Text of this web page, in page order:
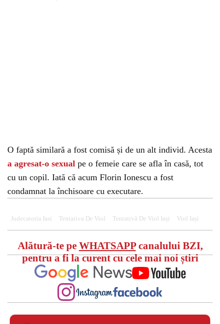
O faptă similară a fost comisă și de un alt individ. Acesta
a agresat-o sexual pe o femeie care se afla în casă, tot
cu un copil. Iată că acum Florin Ionescu a fost
condamnat la închisoare cu executare.
Judecatoria Iasi Tentativa De Viol Tentativă De Viol Iași Viol Iași
Alătură-te pe WHATSAPPcanalului BZI,
pentru a fi la curent cu cele mai noi știri